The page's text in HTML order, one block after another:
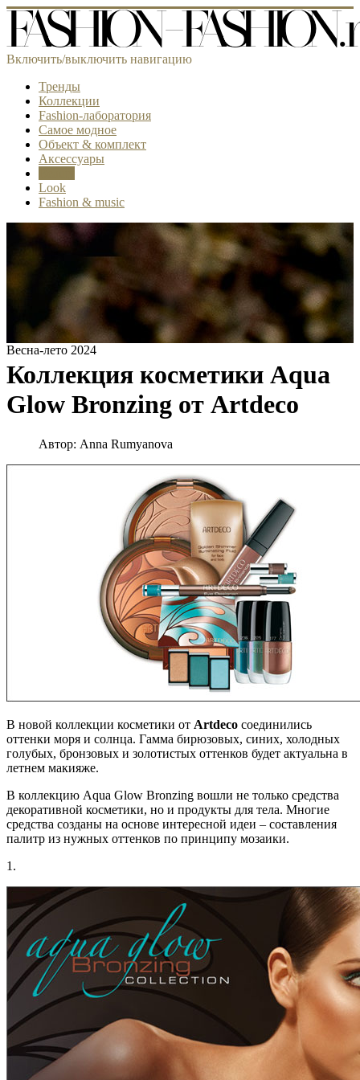
Включить/выключить навигацию
Тренды
Коллекции
Fashion-лаборатория
Самое модное
Объект & комплект
Аксессуары
Look
Fashion & music
Весна-лето 2024
Коллекция косметики Aqua
Glow Bronzing от Artdeco
Автор: Anna Rumyanova
В новой коллекции косметики от Artdeco соединились
оттенки моря и солнца. Гамма бирюзовых, синих, холодных
голубых, бронзовых и золотистых оттенков будет актуальна в
летнем макияже.
В коллекцию Aqua Glow Bronzing вошли не только средства
декоративной косметики, но и продукты для тела. Многие
средства созданы на основе интересной идеи – составления
палитр из нужных оттенков по принципу мозаики.
1.